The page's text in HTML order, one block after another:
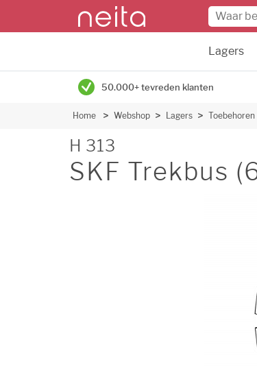
Lagers
50.000+ tevreden klanten
Home Webshop Lagers Toebehoren
H 313
SKF Trekbus